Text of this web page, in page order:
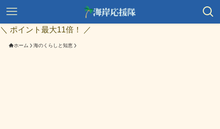
＼ ポイント最大11倍！ ／
ホーム 海のくらしと知恵